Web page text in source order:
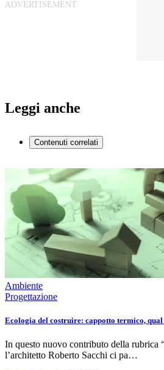
Leggi anche
Contenuti correlati
Ambiente
Progettazione
Ecologia del costruire: cappotto termico, qual
In questo nuovo contributo della rubrica
l’architetto Roberto Sacchi ci pa…